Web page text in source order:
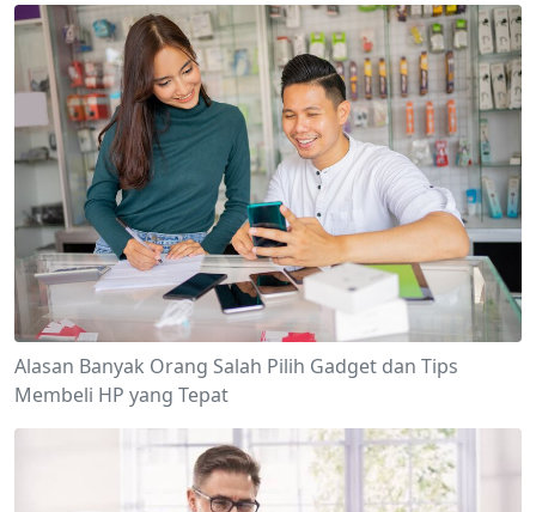
Alasan Banyak Orang Salah Pilih Gadget dan Tips
Membeli HP yang Tepat